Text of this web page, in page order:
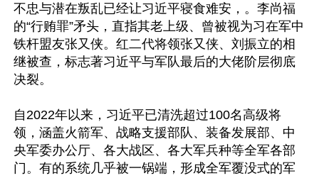
不忠与潜在叛乱已经让习近平寝食难安，。李尚福
的“行贿罪”矛头，直指其老上级、曾被视为习在军中
铁杆盟友张又侠。红二代将领张又侠、刘振立的相
继被查，标志著习近平与军队最后的大佬阶层彻底
决裂。
自2022年以来，习近平已清洗超过100名高级将
领，涵盖火箭军、战略支援部队、装备发展部、中
央军委办公厅、各大战区、各大军兵种等全军各部
门。有的系统几乎被一锅端，形成全军覆没式的军